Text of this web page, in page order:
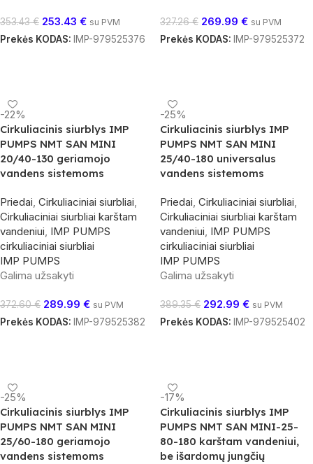
353.43€ 253.43 € su PVM
Prekės KODAS: IMP-979525376
327.26€ 269.99 € su PVM
Prekės KODAS: IMP-979525372
-22%
Cirkuliacinis siurblys IMP
PUMPS NMT SAN MINI
20/40-130 geriamojo
vandens sistemoms
Priedai, Cirkuliaciniai siurbliai,
Cirkuliaciniai siurbliai karštam
vandeniui, IMP PUMPS
cirkuliaciniai siurbliai
IMP PUMPS
Galima užsakyti
372.60€ 289.99 € su PVM
Prekės KODAS: IMP-979525382
-25%
Cirkuliacinis siurblys IMP
PUMPS NMT SAN MINI
25/40-180 universalus
vandens sistemoms
Priedai, Cirkuliaciniai siurbliai,
Cirkuliaciniai siurbliai karštam
vandeniui, IMP PUMPS
cirkuliaciniai siurbliai
IMP PUMPS
Galima užsakyti
389.35€ 292.99 € su PVM
Prekės KODAS: IMP-979525402
-25%
Cirkuliacinis siurblys IMP
PUMPS NMT SAN MINI
25/60-180 geriamojo
vandens sistemoms
-17%
Cirkuliacinis siurblys IMP
PUMPS NMT SAN MINI-25-
80-180 karštam vandeniui,
be išardomų jungčių